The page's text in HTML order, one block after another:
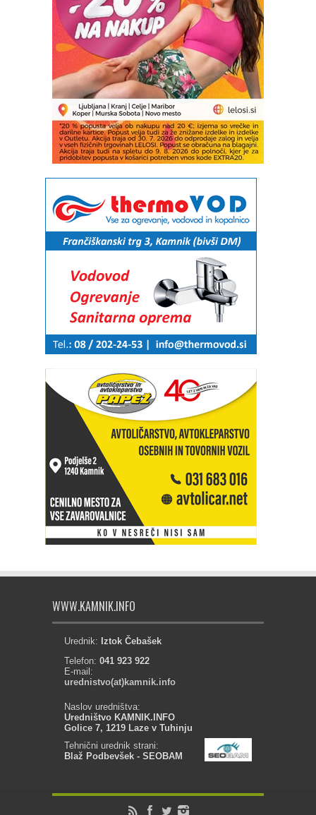
WWW.KAMNIK.INFO
Urednik: Iztok Čebašek
Telefon: 041 923 922
E-mail:
urednistvo(at)kamnik.info
Naslov uredništva:
Uredništvo KAMNIK.INFO
Golice 7, 1219 Laze v Tuhinju
Tehnični urednik strani:
Blaž Podbevšek - SEOBAM